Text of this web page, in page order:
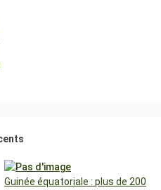
Guinée équatoriale : plus de 200